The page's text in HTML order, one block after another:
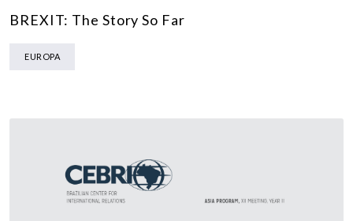
BREXIT: The Story So Far
EUROPA